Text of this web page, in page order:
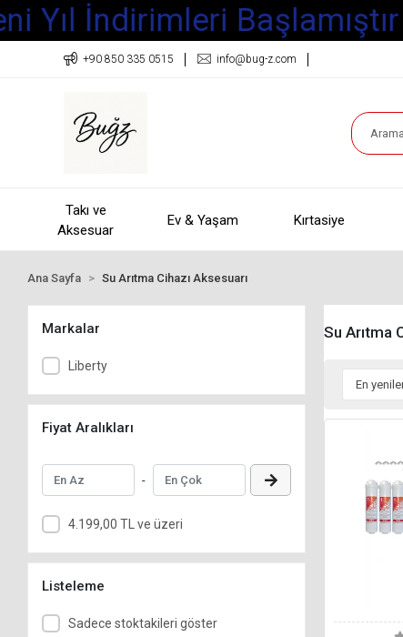
Yıl İndirimleri Başlamıştır
+90 850 335 0515 info@bug-z.com
Takı ve
Aksesuar
Ev & Yaşam Kırtasiye
Ana Sayfa Su Arıtma Cihazı Aksesuarı
Markalar
Liberty
Fiyat Aralıkları
-
4.199,00 TL ve üzeri
Listeleme
Sadece stoktakileri göster
Su Arıtma